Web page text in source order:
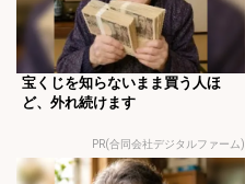
宝くじを知らないまま買う人ほ
ど、外れ続けます
PR(合同会社デジタルファーム)